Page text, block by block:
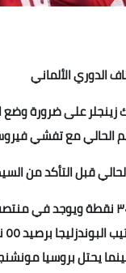
الدوري الألماني
زينجلر على ضرورة
الحالي مع تفشي
قبل التأكد من
ويحتل يونيون برلين في المركز